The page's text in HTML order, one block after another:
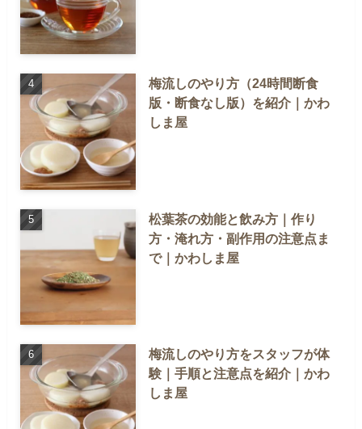
梅流しのやり方（24時間断食
版・断食なし版）を紹介｜かわ
しま屋
松葉茶の効能と飲み方｜作り
方・淹れ方・副作用の注意点ま
で｜かわしま屋
梅流しのやり方をスタッフが体
験｜手順と注意点を紹介｜かわ
しま屋